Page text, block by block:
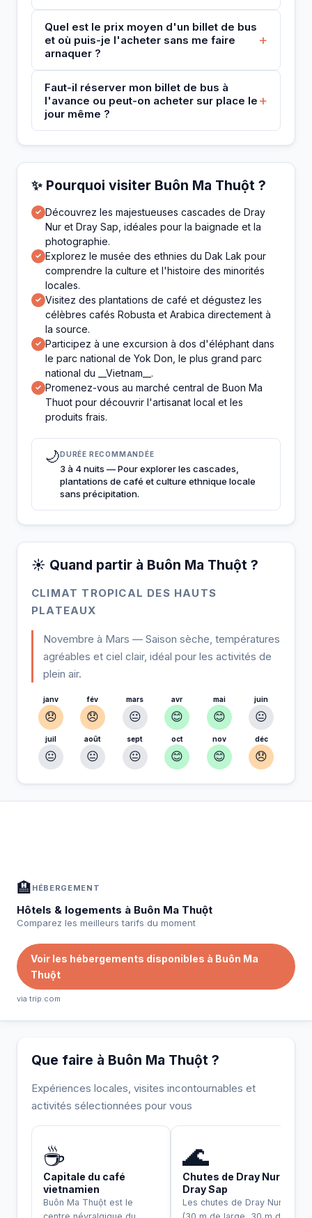
Quel est le prix moyen d'un billet de bus
et où puis-je l'acheter sans me faire
arnaquer ?
+
Faut-il réserver mon billet de bus à
l'avance ou peut-on acheter sur place le
jour même ?
+
✨ Pourquoi visiter Buôn Ma Thuột ?
✓ Découvrez les majestueuses cascades de Dray
Nur et Dray Sap, idéales pour la baignade et la
photographie.
✓ Explorez le musée des ethnies du Dak Lak pour
comprendre la culture et l'histoire des minorités
locales.
✓ Visitez des plantations de café et dégustez les
célèbres cafés Robusta et Arabica directement à
la source.
✓ Participez à une excursion à dos d'éléphant dans
le parc national de Yok Don, le plus grand parc
national du __Vietnam__.
✓ Promenez-vous au marché central de Buon Ma
Thuot pour découvrir l'artisanat local et les
produits frais.
🌙DURÉE RECOMMANDÉE
3 à 4 nuits — Pour explorer les cascades,
plantations de café et culture ethnique locale
sans précipitation.
☀️ Quand partir à Buôn Ma Thuột ?
CLIMAT TROPICAL DES HAUTS
PLATEAUX
Novembre à Mars — Saison sèche, températures
agréables et ciel clair, idéal pour les activités de
plein air.
janv
😞
fév
😞
mars
😐
avr
😊
mai
😊
juin
😐
juil
😐
août
😐
sept
😐
oct
😊
nov
😊
déc
😞
🏨 HÉBERGEMENT
Hôtels & logements à Buôn Ma Thuột
Comparez les meilleurs tarifs du moment
Voir les hébergements disponibles à Buôn Ma
Thuột
via trip.com
Que faire à Buôn Ma Thuột ?
Expériences locales, visites incontournables et
activités sélectionnées pour vous
☕
Capitale du café
vietnamien
Buôn Ma Thuột est le
🌊
Chutes de Dray Nur et
Dray Sap
Les chutes de Dray Nur